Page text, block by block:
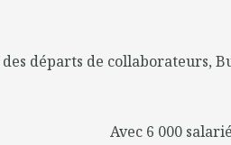
départs de collaborateurs,
Avec 6 000